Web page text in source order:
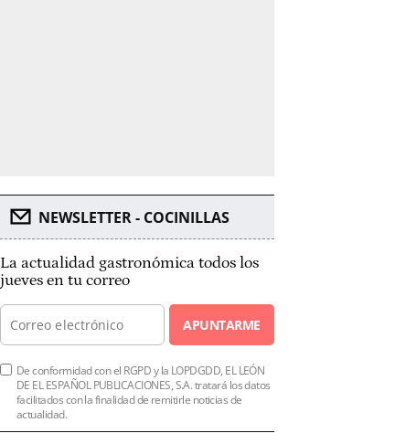
NEWSLETTER - COCINILLAS
La actualidad gastronómica todos los
jueves en tu correo
APUNTARME
De conformidad con el RGPD y la LOPDGDD, EL LEÓN
DE EL ESPAÑOL PUBLICACIONES, S.A. tratará los datos
facilitados con la finalidad de remitirle noticias de
actualidad.